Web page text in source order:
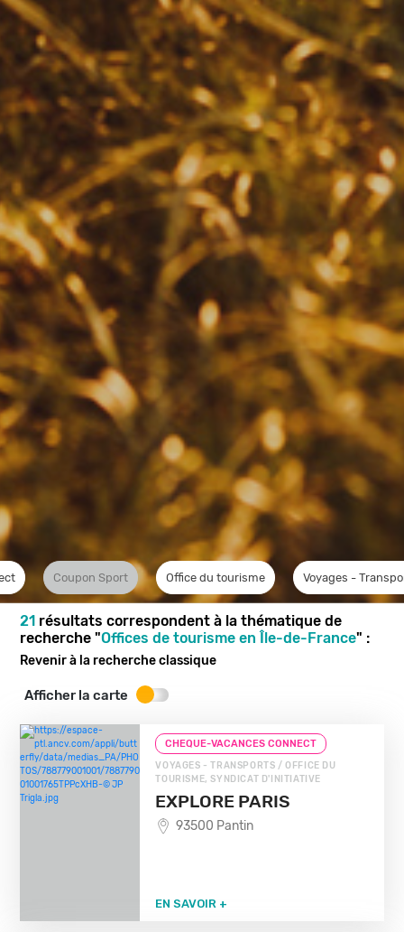
Coupon Sport Office du tourisme Voyages -
21 résultats correspondent à la thématique de
recherche "Offices de tourisme en Île-de-France" :
Revenir à la recherche classique
Afficher la carte
CHEQUE-VACANCES CONNECT
VOYAGES - TRANSPORTS / OFFICE DU
TOURISME, SYNDICAT D'INITIATIVE
EXPLORE PARIS
93500 Pantin
EN SAVOIR +